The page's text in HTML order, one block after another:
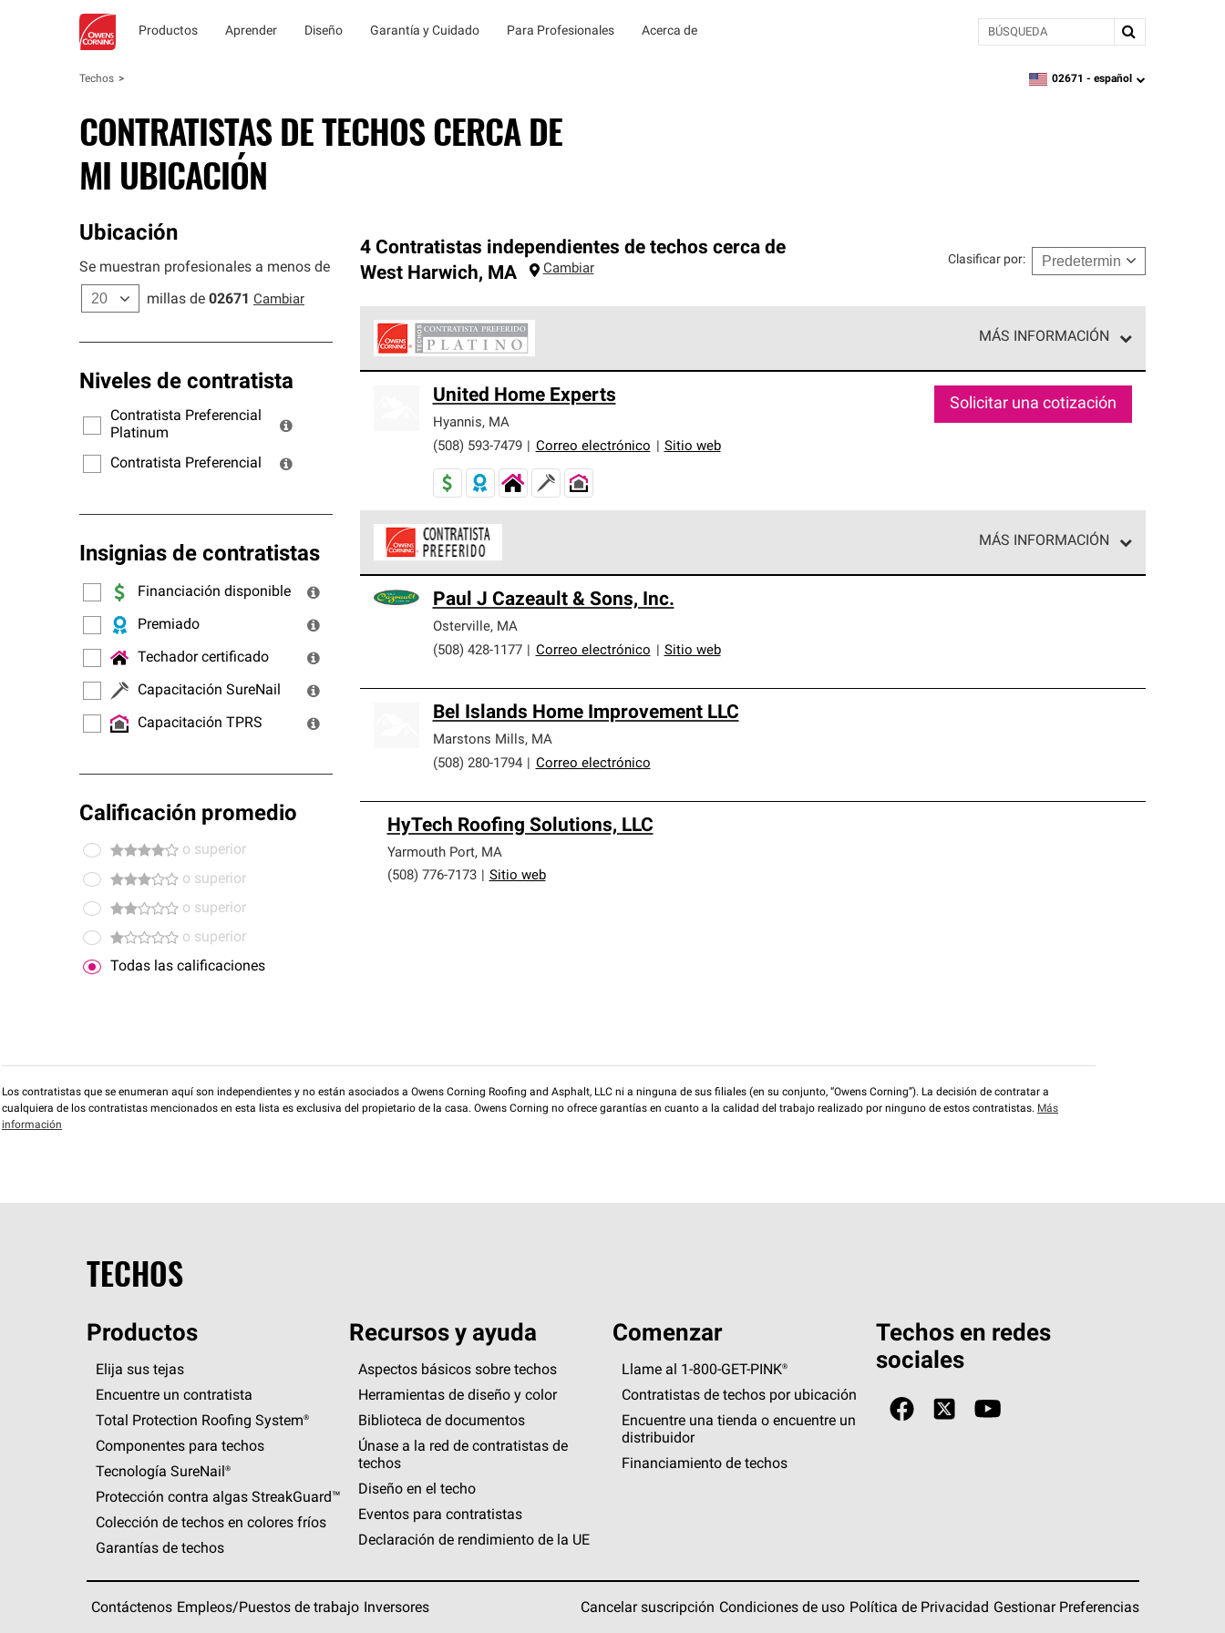
Productos Aprender Diseño Garantía y Cuidado Para Profesionales Acerca de BÚSQUEDA
Techos zipcode, language
02671 - español
CONTRATISTAS DE TECHOS CERCA DE
MI UBICACIÓN
Ubicación
Se muestran profesionales a menos de
millas de 02671 Cambiar
Niveles de contratista
Contratista Preferencial
Platinum
Contratista Preferencial
Insignias de contratistas
Financiación disponible
Premiado
Techador certificado
Capacitación SureNail
Capacitación TPRS
Calificación promedio
o superior
o superior
o superior
o superior
Todas las calificaciones
4 Contratistas independientes de techos cerca de
West Harwich, MA Cambiar
Clasificar por:
MÁS INFORMACIÓN
cumplen con estándares estrictos de profesionalismo, confiabilidad y destreza incomparable. Solo ellos pueden
United Home Experts
Hyannis, MA
(508) 593-7479
Correo electrónico Sitio web
Solicitar una cotización
MÁS INFORMACIÓN
cumplen con altos estándares y requisitos estrictos de profesionalismo y confiabilidad.
Paul J Cazeault & Sons, Inc.
Osterville, MA
(508) 428-1177
Correo electrónico Sitio web
Bel Islands Home Improvement LLC
Marstons Mills, MA
(508) 280-1794
Correo electrónico
HyTech Roofing Solutions, LLC
Yarmouth Port, MA
(508) 776-7173
Sitio web
Los contratistas que se enumeran aquí son independientes y no están asociados a Owens Corning Roofing and Asphalt, LLC ni a ninguna de sus filiales (en su conjunto, “Owens Corning”). La decisión de contratar a
cualquiera de los contratistas mencionados en esta lista es exclusiva del propietario de la casa. Owens Corning no ofrece garantías en cuanto a la calidad del trabajo realizado por ninguno de estos contratistas. Más
información
TECHOS
Productos
Elija sus tejas
Encuentre un contratista
Total Protection Roofing System®
Componentes para techos
Tecnología SureNail®
Protección contra algas StreakGuard™
Colección de techos en colores fríos
Garantías de techos
Recursos y ayuda
Aspectos básicos sobre techos
Herramientas de diseño y color
Biblioteca de documentos
Únase a la red de contratistas de
techos
Diseño en el techo
Eventos para contratistas
Declaración de rendimiento de la UE
Comenzar
Llame al 1-800-GET -PINK®
Contratistas de techos por ubicación
Encuentre una tienda o encuentre un
distribuidor
Financiamiento de techos
Techos en redes
sociales
Contáctenos Empleos/Puestos de trabajo Inversores Cancelar suscripción Condiciones de uso Política de Privacidad Gestionar Preferencias